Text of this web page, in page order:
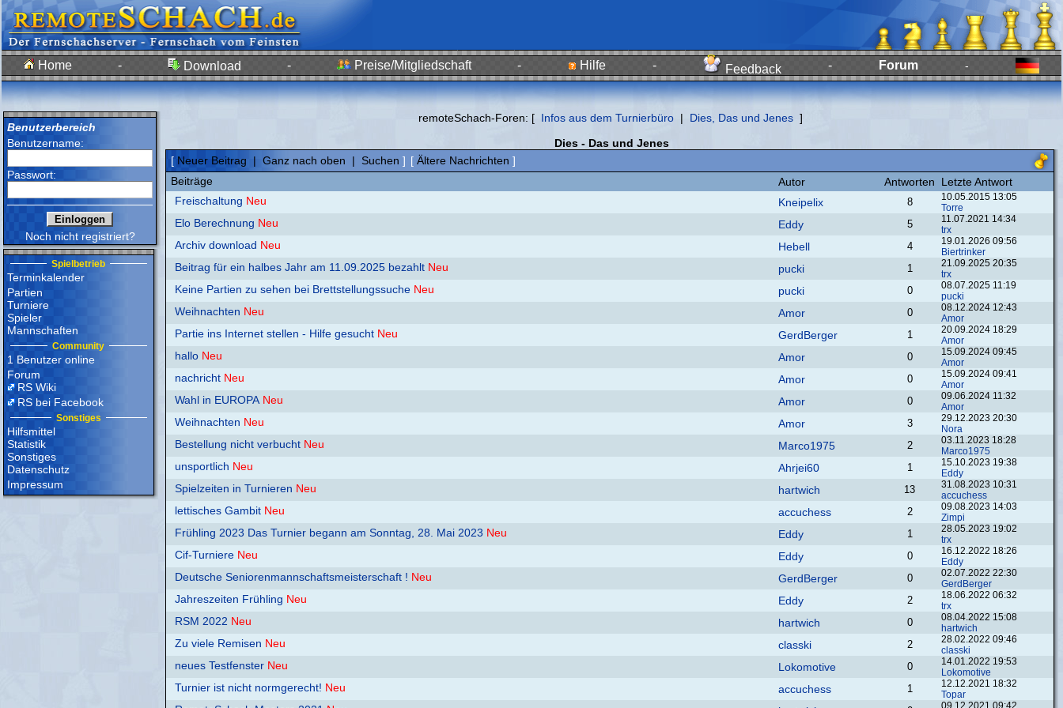
Home - Download - Preise/Mitgliedschaft - Hilfe - Feedback - Forum -
Benutzerbereich
Benutzername:
Passwort:
Noch nicht registriert?
Spielbetrieb
Terminkalender
Partien
Turniere
Spieler
Mannschaften
Community
1 Benutzer online
Forum
RS Wiki
RS bei Facebook
Sonstiges
Hilfsmittel
Statistik
Sonstiges
Datenschutz
Impressum
remoteSchach-Foren: [ Infos aus dem Turnierbüro | Dies, Das und Jenes ]
Dies - Das und Jenes
[ Neuer Beitrag | Ganz nach oben | Suchen ] [ Ältere Nachrichten ]
Beiträge
Autor Antworten
Letzte Antwort
Freischaltung Neu Kneipelix 8
10.05.2015 13:05
Torre
Elo Berechnung Neu Eddy 5
11.07.2021 14:34
trx
Archiv download Neu Hebell 4
19.01.2026 09:56
Biertrinker
Beitrag für ein halbes Jahr am 11.09.2025 bezahlt Neu pucki 1
21.09.2025 20:35
trx
Keine Partien zu sehen bei Brettstellungssuche Neu pucki 0
08.07.2025 11:19
pucki
Weihnachten Neu Amor 0
08.12.2024 12:43
Amor
Partie ins Internet stellen - Hilfe gesucht Neu GerdBerger 1
20.09.2024 18:29
Amor
hallo Neu Amor 0
15.09.2024 09:45
Amor
nachricht Neu Amor 0
15.09.2024 09:41
Amor
Wahl in EUROPA Neu Amor 0
09.06.2024 11:32
Amor
Weihnachten Neu Amor 3
29.12.2023 20:30
Nora
Bestellung nicht verbucht Neu Marco1975 2
03.11.2023 18:28
Marco1975
unsportlich Neu Ahrjei60 1
15.10.2023 19:38
Eddy
Spielzeiten in Turnieren Neu hartwich 13
31.08.2023 10:31
accuchess
lettisches Gambit Neu accuchess 2
09.08.2023 14:03
Zimpi
Frühling 2023 Das Turnier begann am Sonntag, 28. Mai 2023 Neu Eddy 1
28.05.2023 19:02
trx
Cif-Turniere Neu Eddy 0
16.12.2022 18:26
Eddy
Deutsche Seniorenmannschaftsmeisterschaft ! Neu GerdBerger 0
02.07.2022 22:30
GerdBerger
Jahreszeiten Frühling Neu Eddy 2
18.06.2022 06:32
trx
RSM 2022 Neu hartwich 0
08.04.2022 15:08
hartwich
Zu viele Remisen Neu classki 2
28.02.2022 09:46
classki
neues Testfenster Neu Lokomotive 0
14.01.2022 19:53
Lokomotive
Turnier ist nicht normgerecht! Neu accuchess 1
12.12.2021 18:32
Topar
09.12.2021 09:42